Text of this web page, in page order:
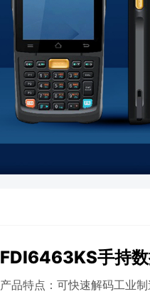
FDI6463KS手持
产品特点：可快速解码工业